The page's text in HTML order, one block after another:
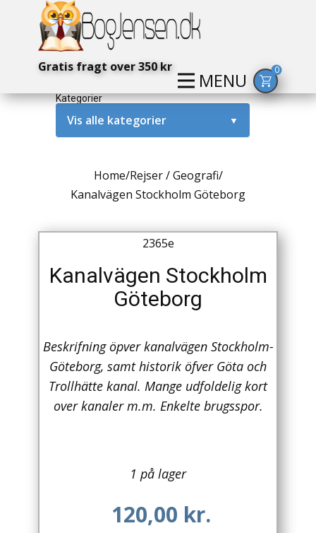
MENU
Gratis fragt over 350 kr 0
Kategorier
Vis alle kategorier ▼
Amerika / USA
Antikke / Specielle Bøger
Antikviteter
Arkitektur
Asien
Australien
Home/Rejser / Geografi/
Kanalvägen Stockholm Göteborg
2365e
Kanalvägen Stockholm
Göteborg
Beskrifning öpver kanalvägen Stockholm-
Göteborg, samt historik öfver Göta och
Trollhätte kanal. Mange udfoldelig kort
over kanaler m.m. Enkelte brugsspor.
1 på lager
120,00 kr.